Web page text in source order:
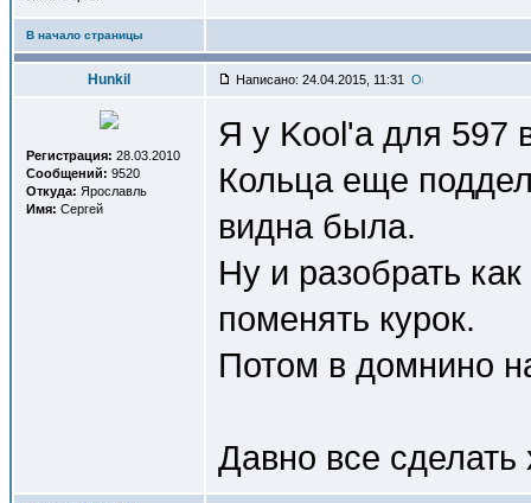
В начало страницы
Hunkil Написано: 24.04.2015, 11:31
Регистрация: 28.03.2010
Сообщений: 9520
Откуда: Ярославль
Имя: Сергей
Я у Kool'а для 597
Кольца еще
видна была.
Ну и разобрать
поменять курок.
Потом в домнино
Давно все сделать